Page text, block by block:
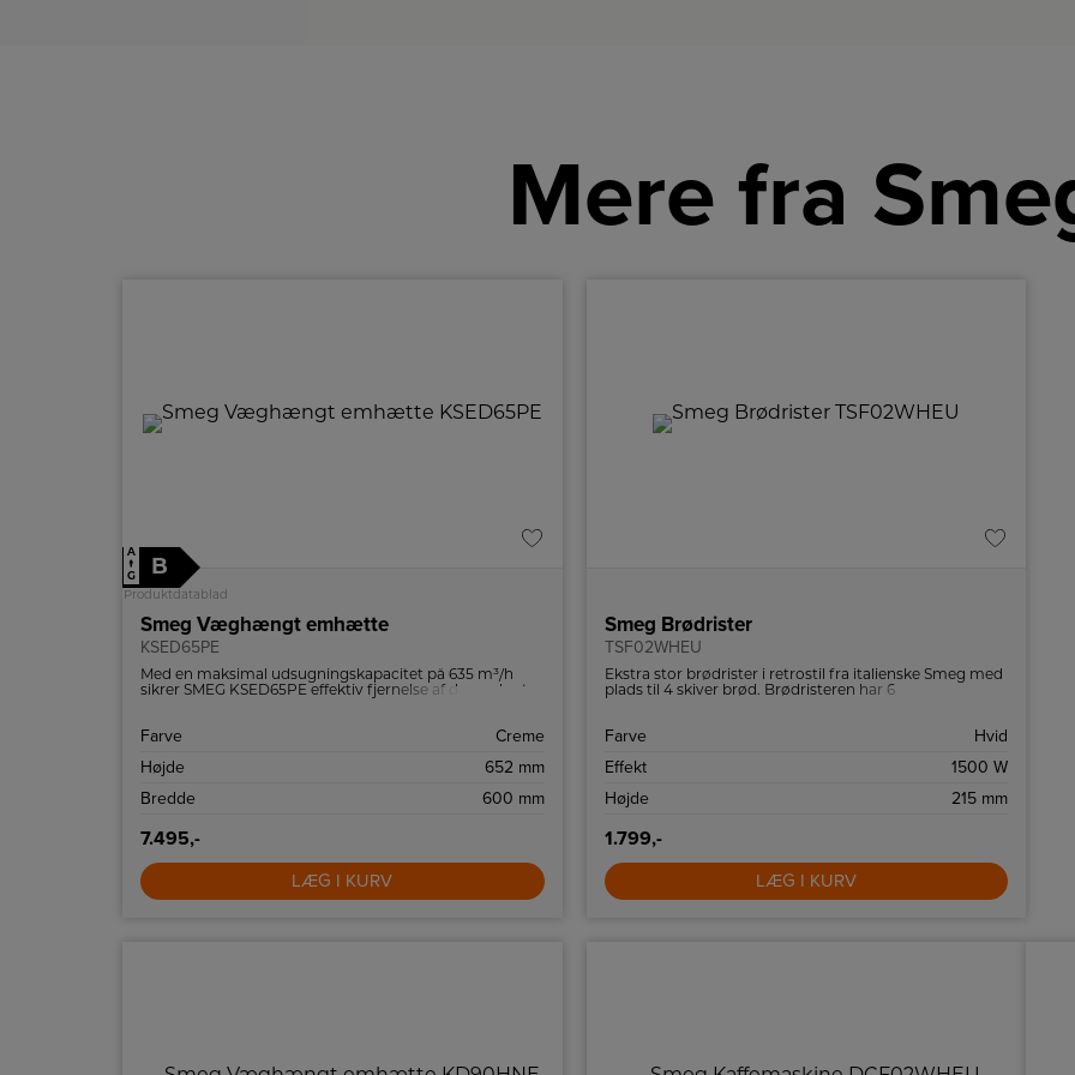
Mere fra
A
↑
G
B
Produktdatablad
Smeg Væghængt emhætte
KSED65PE
Med en maksimal udsugningskapacitet på 635 m³/h
sikrer SMEG KSED65PE effektiv fjernelse af damp, lugt
afgørende for et sundt madlavningsmiljø.
Farve
Creme
Højde
652 mm
Bredde
600 mm
7.495,-
LÆG I KURV
Smeg Brødrister
TSF02WHEU
Ekstra stor brødrister i retrostil fra italienske Smeg med
plads til 4 skiver brød. Brødristeren har 6
Farve
Hvid
Effekt
1500 W
Højde
215 mm
1.799,-
LÆG I KURV